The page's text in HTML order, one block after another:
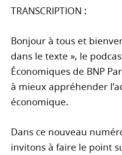
TRANSCRIPTION :
Bonjour à tous et
dans le texte », le
Économiques de BNP
à mieux appréhender
économique.
Dans ce nouveau
invitons à faire le point